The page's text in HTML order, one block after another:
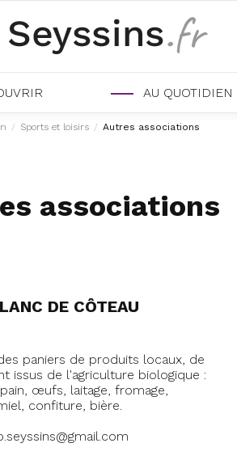
AU QUOTIDIEN
/ Sports et loisirs / Autres associations
associations
DE CÔTEAU
paniers de produits locaux, de
issus de l'agriculture biologique :
œufs, laitage, fromage,
confiture, bière.